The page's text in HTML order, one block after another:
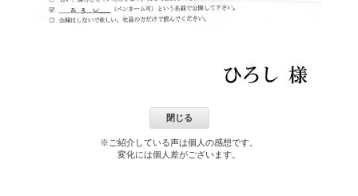
閉じる
※ご紹介している声は個人の感想です。
変化には個人差がございます。